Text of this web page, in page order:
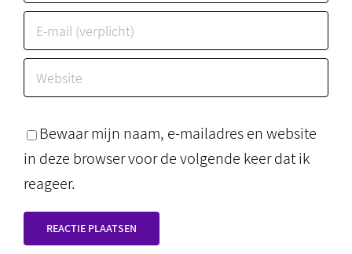
Bewaar mijn naam, e-mailadres en website
in deze browser voor de volgende keer dat ik
reageer.